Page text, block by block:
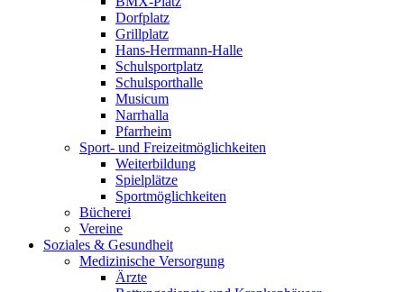
Dorfplatz
Grillplatz
Hans-Herrmann-Halle
Schulsportplatz
Schulsporthalle
Musicum
Narrhalla
Pfarrheim
Sport- und Freizeitmöglichkeiten
Weiterbildung
Spielplätze
Sportmöglichkeiten
Bücherei
Vereine
Soziales & Gesundheit
Medizinische Versorgung
Ärzte